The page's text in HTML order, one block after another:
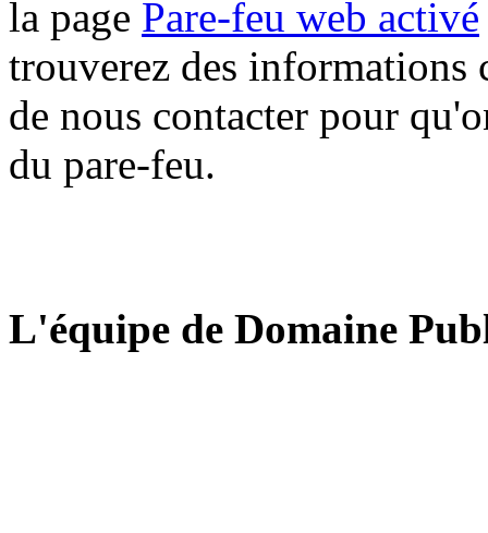
la page Pare-feu web activé
trouverez des informations
de nous contacter pour
du pare-feu.
L'équipe de Domaine